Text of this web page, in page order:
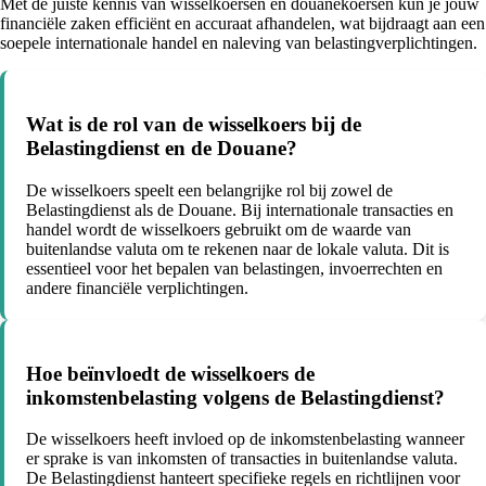
Met de juiste kennis van wisselkoersen en douanekoersen kun je jouw
financiële zaken efficiënt en accuraat afhandelen, wat bijdraagt aan een
soepele internationale handel en naleving van belastingverplichtingen.
Wat is de rol van de wisselkoers bij de
Belastingdienst en de Douane?
De wisselkoers speelt een belangrijke rol bij zowel de
Belastingdienst als de Douane. Bij internationale transacties en
handel wordt de wisselkoers gebruikt om de waarde van
buitenlandse valuta om te rekenen naar de lokale valuta. Dit is
essentieel voor het bepalen van belastingen, invoerrechten en
andere financiële verplichtingen.
Hoe beïnvloedt de wisselkoers de
inkomstenbelasting volgens de Belastingdienst?
De wisselkoers heeft invloed op de inkomstenbelasting wanneer
er sprake is van inkomsten of transacties in buitenlandse valuta.
De Belastingdienst hanteert specifieke regels en richtlijnen voor